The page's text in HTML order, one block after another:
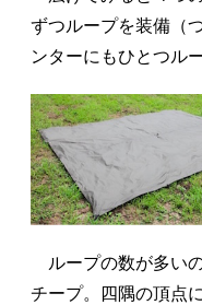
ずつループを装備（
ンターにもひとつル
ループの数が多い
チープ。四隅の頂点